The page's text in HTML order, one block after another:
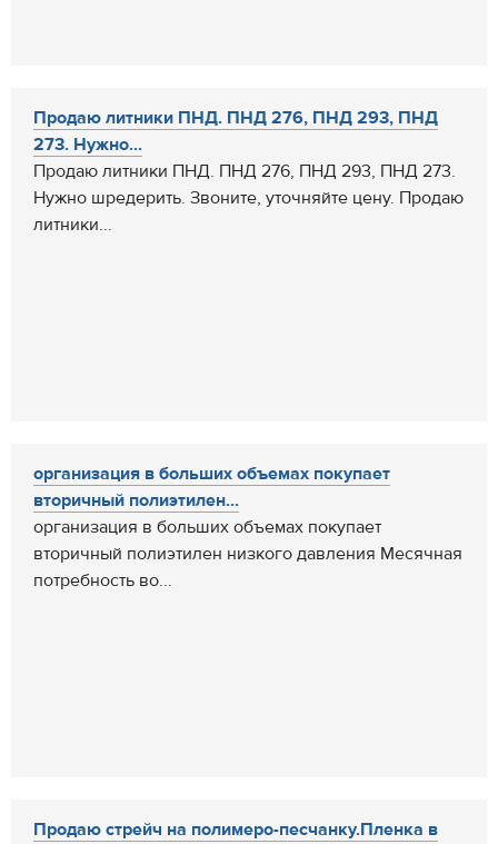
Продаю литники ПНД. ПНД 276, ПНД 293, ПНД
273. Нужно...
Продаю литники ПНД. ПНД 276, ПНД 293, ПНД 273.
Нужно шредерить. Звоните, уточняйте цену. Продаю
литники...
организация в больших объемах покупает
вторичный полиэтилен...
организация в больших объемах покупает
вторичный полиэтилен низкого давления Месячная
потребность во...
Продаю стрейч на полимеро-песчанку.Пленка в